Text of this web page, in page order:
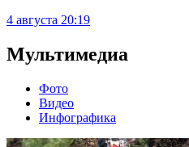
4 августа 20:19
Мультимедиа
Фото
Видео
Инфографика